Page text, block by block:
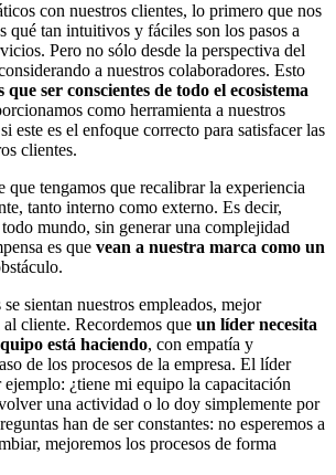
con nuestros clientes, lo primero que nos
qué tan intuitivos y fáciles son los pasos a
Pero no sólo desde la perspectiva del
a nuestros colaboradores. Esto
que ser conscientes de todo el ecosistema
como herramienta a nuestros
este es el enfoque correcto para satisfacer las
clientes.
que tengamos que recalibrar la experiencia
tanto interno como externo. Es decir,
mundo, sin generar una complejidad
es que vean a nuestra marca como un
sientan nuestros empleados, mejor
cliente. Recordemos que un líder necesita
está haciendo, con empatía y
de los procesos de la empresa. El líder
ejemplo: ¿tiene mi equipo la capacitación
una actividad o lo doy simplemente por
han de ser constantes: no esperemos a
mejoremos los procesos de forma